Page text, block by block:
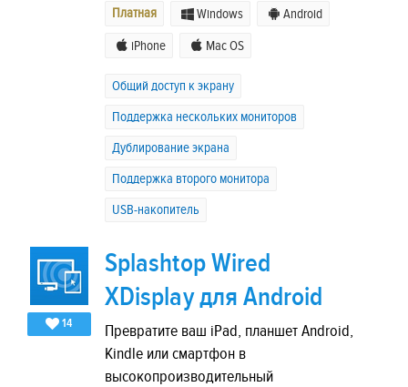
Платная Windows Android
iPhone Mac OS
Общий доступ к экрану
Поддержка нескольких мониторов
Дублирование экрана
Поддержка второго монитора
USB-накопитель
14
Splashtop Wired
XDisplay для Android
Превратите ваш iPad, планшет Android,
Kindle или смартфон в
высокопроизводительный